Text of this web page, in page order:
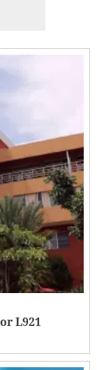
L921